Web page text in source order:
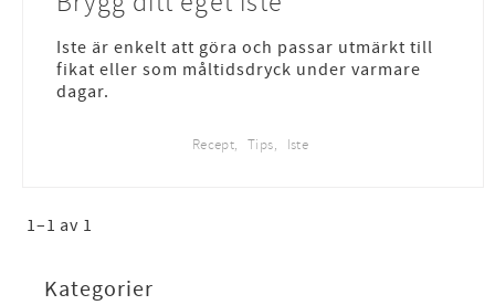
Iste är enkelt att göra och passar utmärkt till
fikat eller som måltidsdryck under varmare
dagar.
Recept Tips Iste
1–1 av 1
Kategorier